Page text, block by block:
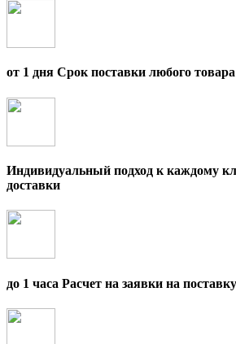
от 1 дня Срок поставки любого
Индивидуальный подход к каждому
доставки
до 1 часа Расчет на заявки на